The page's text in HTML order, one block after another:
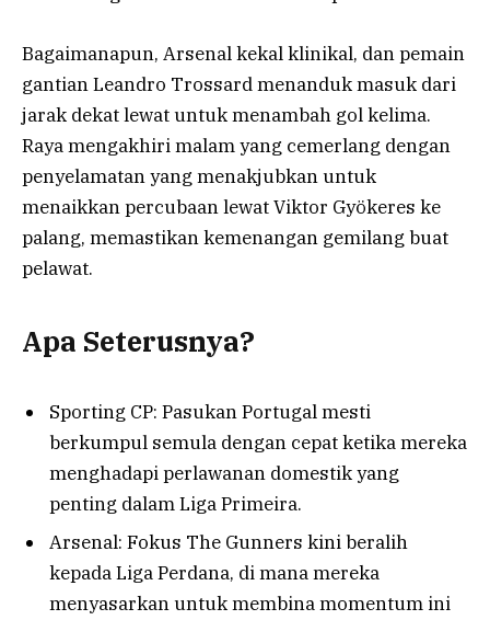
Bagaimanapun, Arsenal kekal klinikal, dan pemain
gantian Leandro Trossard menanduk masuk dari
jarak dekat lewat untuk menambah gol kelima.
Raya mengakhiri malam yang cemerlang dengan
penyelamatan yang menakjubkan untuk
menaikkan percubaan lewat Viktor Gyökeres ke
palang, memastikan kemenangan gemilang buat
pelawat.
Apa Seterusnya?
Sporting CP: Pasukan Portugal mesti
berkumpul semula dengan cepat ketika mereka
menghadapi perlawanan domestik yang
penting dalam Liga Primeira.
Arsenal: Fokus The Gunners kini beralih
kepada Liga Perdana, di mana mereka
menyasarkan untuk membina momentum ini